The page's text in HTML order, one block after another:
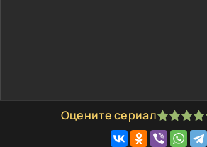
Оцените сериал
1 2 3 4 5